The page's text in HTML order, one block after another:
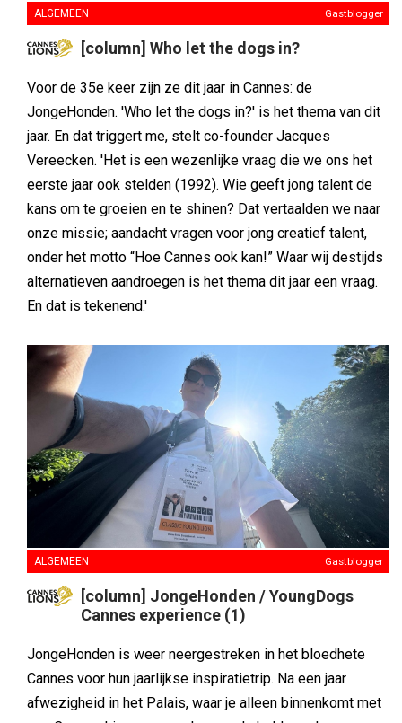
ALGEMEEN Gastblogger
[column] Who let the dogs in?
Voor de 35e keer zijn ze dit jaar in Cannes: de
JongeHonden. 'Who let the dogs in?' is het thema van dit
jaar. En dat triggert me, stelt co-founder Jacques
Vereecken. 'Het is een wezenlijke vraag die we ons het
eerste jaar ook stelden (1992). Wie geeft jong talent de
kans om te groeien en te shinen? Dat vertaalden we naar
onze missie; aandacht vragen voor jong creatief talent,
onder het motto “Hoe Cannes ook kan!” Waar wij destijds
alternatieven aandroegen is het thema dit jaar een vraag.
En dat is tekenend.'
ALGEMEEN Gastblogger
[column] JongeHonden / YoungDogs
Cannes experience (1)
JongeHonden is weer neergestreken in het bloedhete
Cannes voor hun jaarlijkse inspiratietrip. Na een jaar
afwezigheid in het Palais, waar je alleen binnenkomt met